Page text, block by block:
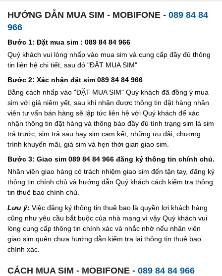
HƯỚNG DẪN MUA SIM - MOBIFONE - 089 84 84
966
Bước 1: Đặt mua sim : 089 84 84 966
Quý khách vui lòng nhấp vào mua sim và cung cấp đầy đủ thông
tin liên hệ chi tiết, sau đó "ĐẶT MUA SIM"
Bước 2: Xác nhận đặt sim 089 84 84 966
Bằng cách nhấp vào "ĐẶT MUA SIM" Quý khách đã đồng ý mua
sim với giá niêm yết, sau khi nhận được thông tin đặt hàng nhân
viên tư vấn bán hàng sẽ lập tức liên hệ với Quý khách để xác
nhận thông tin đặt hàng và thông báo đầy đủ tình trạng sim là sim
trả trước, sim trả sau hay sim cam kết, những ưu đãi, chương
trình khuyến mãi, giá sim và hẹn thời gian giao sim.
Bước 3: Giao sim 089 84 84 966 đăng ký thông tin chính chủ.
Nhân viên giao hàng có trách nhiệm giao sim đến tận tay, đăng ký
thông tin chính chủ và hướng dẫn Quý khách cách kiểm tra thông
tin thuê bao chính chủ.
Lưu ý: Việc đăng ký thông tin thuê bao là quyền lợi khách hàng
cũng như yêu cầu bắt buộc của nhà mạng vì vậy Quý khách vui
lòng cung cấp thông tin chính xác và nhắc nhở nếu nhân viên
giao sim quên chưa hướng dẫn kiểm tra lại thông tin thuê bao
chính xác.
CÁCH MUA SIM - MOBIFONE - 089 84 84 966